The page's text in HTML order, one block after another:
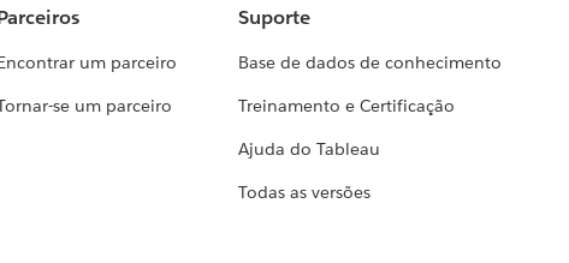
um parceiro
se um parceiro
Suporte
Base de dados de conhecimento
Treinamento e Certificação
Ajuda do Tableau
Todas as versões